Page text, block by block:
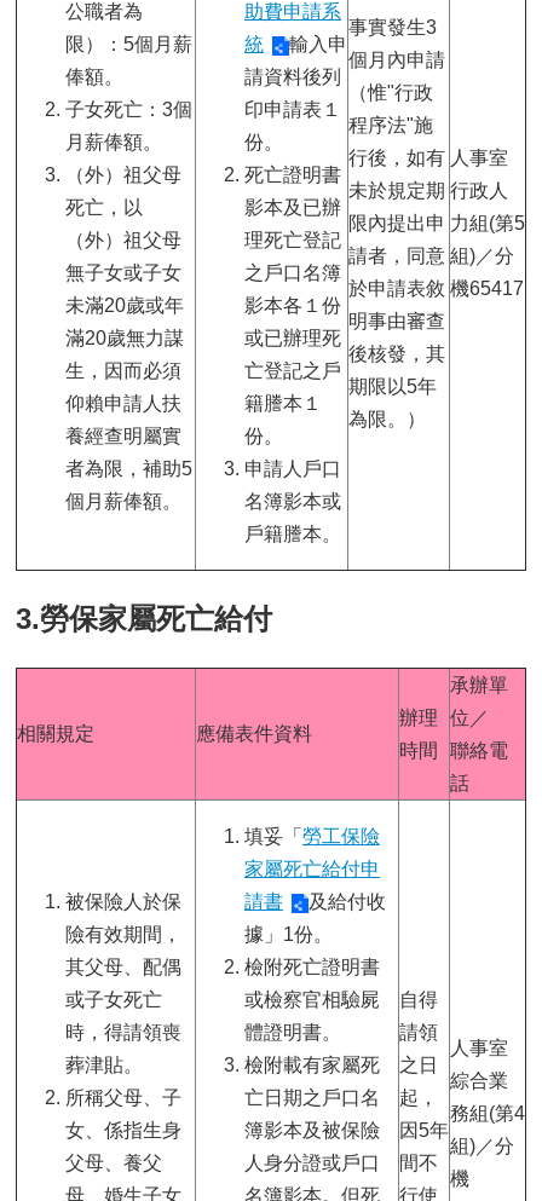
公職者為
限）：5個月薪
俸額。
子女死亡：3個
月薪俸額。
（外）祖父母
死亡，以
（外）祖父母
無子女或子女
未滿20歲或年
滿20歲無力謀
生，因而必須
仰賴申請人扶
養經查明屬實
者為限，補助5
個月薪俸額。
助費申請系
統
輸入申
請資料後列
印申請表１
份。
死亡證明書
影本及已辦
理死亡登記
之戶口名簿
影本各１份
或已辦理死
亡登記之戶
籍謄本１
份。
申請人戶口
名簿影本或
戶籍謄本。
事實發生3
個月內申請
（惟"行政
程序法"施
行後，如有
未於規定期
限內提出申
請者，同意
於申請表敘
明事由審查
後核發，其
期限以5年
為限。）
人事室
行政人
力組(第5
組)／分
機65417
3.勞保家屬死亡給付
相關規定 應備表件資料
辦理
時間
承辦單
位／
聯絡電
話
被保險人於保
險有效期間，
其父母、配偶
或子女死亡
時，得請領喪
葬津貼。
所稱父母、子
女、係指生身
父母、養父
母、婚生子女
填妥「 勞工保險
家屬死亡給付申
請書
及給付收
據」1份。
檢附死亡證明書
或檢察官相驗屍
體證明書。
檢附載有家屬死
亡日期之戶口名
簿影本及被保險
人身分證或戶口
名簿影本。但死
自得
請領
之日
起，
因5年
間不
行使
人事室
綜合業
務組(第4
組)／分
機